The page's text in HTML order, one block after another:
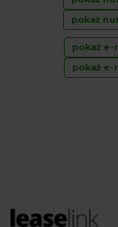
pokaż
pokaż e-
pokaż e-